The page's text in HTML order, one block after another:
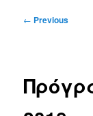
Post
← Previous